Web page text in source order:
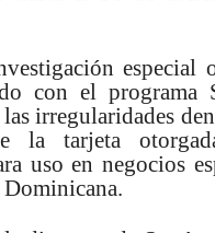
especial
con el programa
irregularidades
la tarjeta
uso en negocios